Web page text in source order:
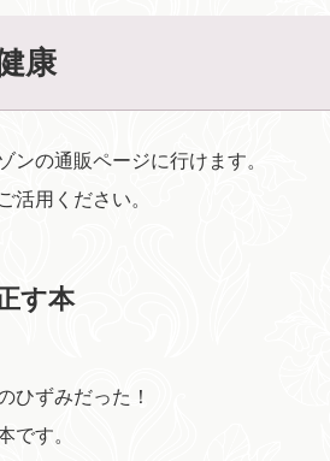
康
ンの通販ページに行けます。
活用ください。
す本
ひずみだった！
です。